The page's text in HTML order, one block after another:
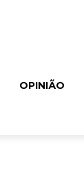
OPINIÃO